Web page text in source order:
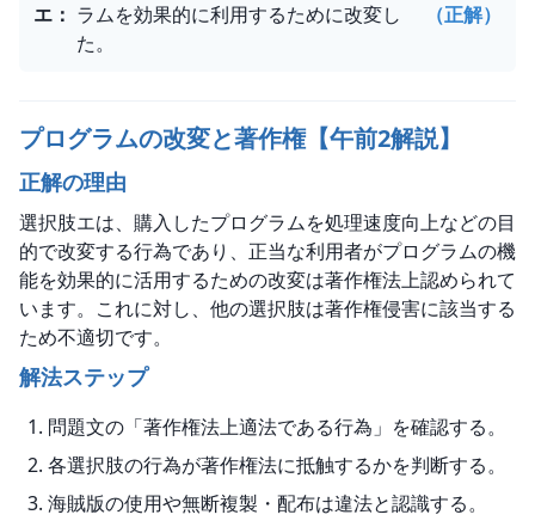
エ ： ラムを効果的に利用するために改変し
た。
（正解）
プログラムの改変と著作権【午前2解説】
正解の理由
選択肢エは、購入したプログラムを処理速度向上などの目
的で改変する行為であり、正当な利用者がプログラムの機
能を効果的に活用するための改変は著作権法上認められて
います。これに対し、他の選択肢は著作権侵害に該当する
ため不適切です。
解法ステップ
問題文の「著作権法上適法である行為」を確認する。
各選択肢の行為が著作権法に抵触するかを判断する。
海賊版の使用や無断複製・配布は違法と認識する。